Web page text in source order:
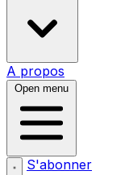
A propos
Open menu
S'abonner